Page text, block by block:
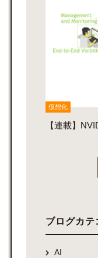
仮想化
【連載】
ブログカテ
AI